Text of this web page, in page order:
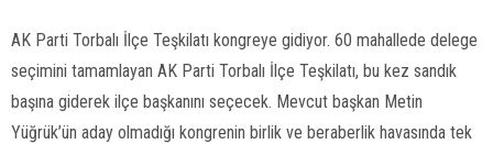
AK Parti Torbalı İlçe Teşkilatı kongreye gidiyor. 60 mahallede delege
seçimini tamamlayan AK Parti Torbalı İlçe Teşkilatı, bu kez sandık
başına giderek ilçe başkanını seçecek. Mevcut başkan Metin
Yüğrük’ün aday olmadığı kongrenin birlik ve beraberlik havasında tek